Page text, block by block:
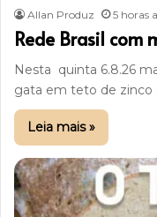
Allan Produz 5 horas
Rede Brasil com
Nesta quinta 6.8.26
gata em teto de zinco
Leia mais »